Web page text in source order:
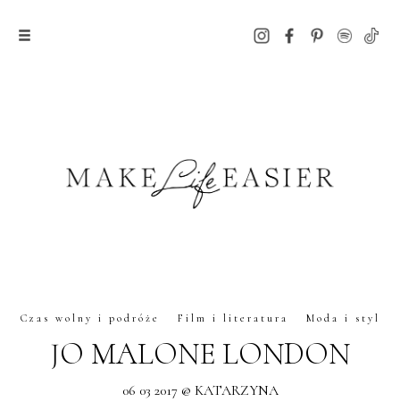
Czas wolny i podróże Film i literatura Moda i styl
JO MALONE LONDON
06 03 2017 @ KATARZYNA